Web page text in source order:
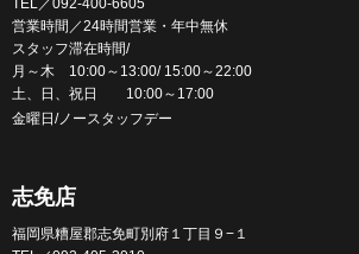
TEL／092-400-6605
営業時間／24時間営業・年中無休
スタッフ滞在時間/
月～木 10:00～13:00/ 15:00～22:00
土、日、祝日 10:00～17:00
金曜日/ノースタッフデー
志免店
福岡県糟屋郡志免町別府１丁目９−１